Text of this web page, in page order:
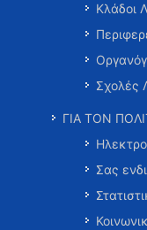
Κλάδοι
Σχολές
ΓΙΑ ΤΟΝ
Σας